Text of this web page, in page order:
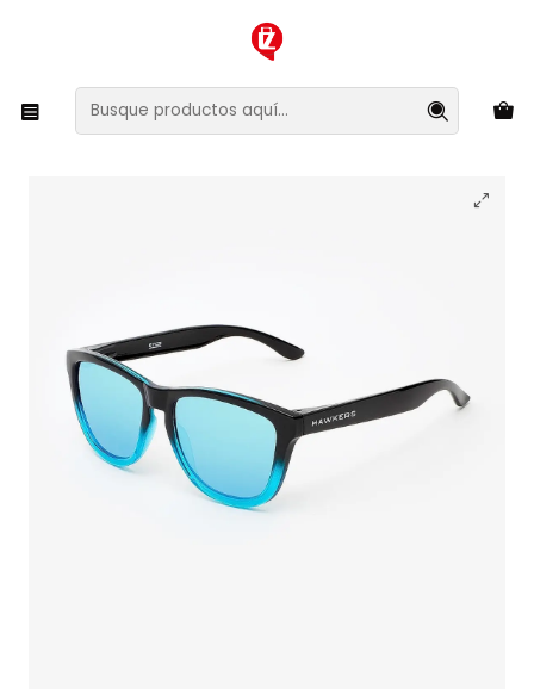
XMAS SALE ¡Compra antes de que la oferta termine!
Lentes y Accesorios Lentes de Sol
Lentes de Sol Hawkers One FTR02